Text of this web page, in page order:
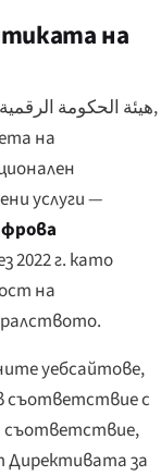
на
هيئة الحكومة الرقمية,
на
услуги —
2022 г. като
на
уебсайтове,
съответствие с
съответствие,
Директивата за